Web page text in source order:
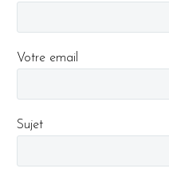
Votre email
Sujet